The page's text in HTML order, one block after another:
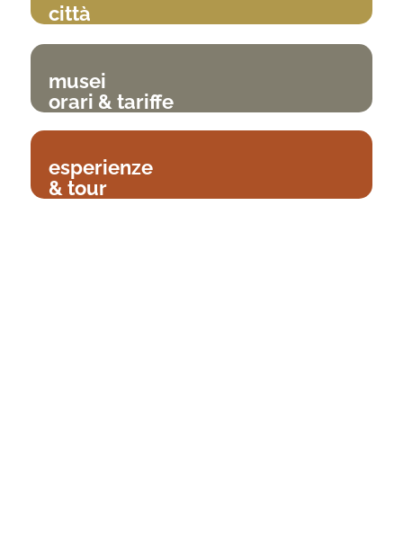
città
musei
orari & tariffe
esperienze
& tour